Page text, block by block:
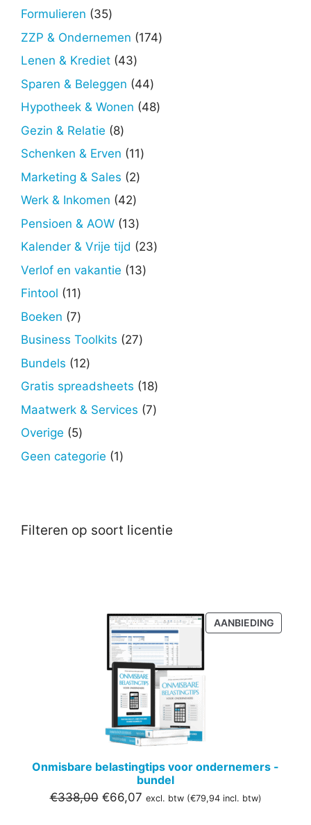
producten
Formulieren 3535
producten
ZZP & Ondernemen 174174
Lenen & Krediet 4343
producten
Sparen & Beleggen 4444
producten
Hypotheek & Wonen 4848
Gezin & Relatie 88
producten
Schenken & Erven 1111
Marketing & Sales 22
Werk & Inkomen 4242
producten
Pensioen & AOW 1313
producten
Kalender & Vrije tijd 2323
Verlof en vakantie 1313
Fintool 1111
producten
Boeken 77
producten
Business Toolkits 2727
Bundels 1212
producten
Gratis spreadsheets 1818
producten
Maatwerk & Services 77
Overige 55
producten
Geen categorie 11
Filteren op soort licentie
AANBIEDING
IN
Onmisbare belastingtips voor ondernemers -
bundel
€338,00 Oorspronkelijke
€66,07Huidige
excl. btw (€79,94incl. btw)